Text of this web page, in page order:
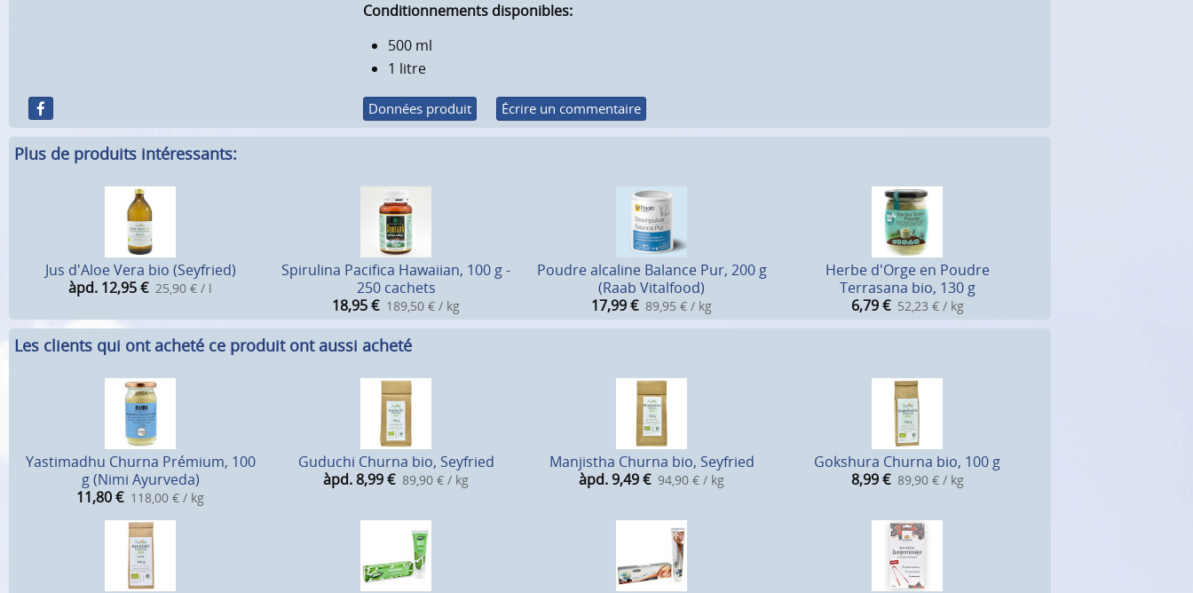
Conditionnements disponibles:
500 ml
1 litre
Données produit Écrire un commentaire
Plus de produits intéressants:
Jus d'Aloe Vera bio (Seyfried)
àpd. 12,95€ 25,90 € / l
Spirulina Pacifica Hawaiian, 100 g -
250 cachets
18,95€ 189,50 € / kg
Poudre alcaline Balance Pur, 200 g
(Raab Vitalfood)
17,99€ 89,95 € / kg
Herbe d'Orge en Poudre
Terrasana bio, 130 g
6,79 € 52,23 € / kg
Les clients qui ont acheté ce produit ont aussi acheté
Yastimadhu Churna Prémium, 100
g (Nimi Ayurveda)
11,80€ 118,00 € / kg
Guduchi Churna bio, Seyfried
àpd. 8,99€ 89,90 € / kg
Manjistha Churna bio, Seyfried
àpd. 9,49€ 94,90 € / kg
Gokshura Churna bio, 100 g
8,99 € 89,90 € / kg